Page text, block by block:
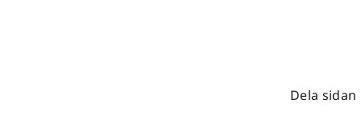
Dela sidan